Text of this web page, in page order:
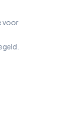
voor